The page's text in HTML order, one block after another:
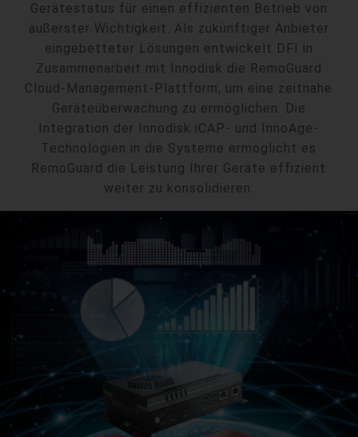
Gerätestatus für einen effizienten Betrieb von
äußerster Wichtigkeit. Als zukünftiger Anbieter
eingebetteter Lösungen entwickelt DFI in
Zusammenarbeit mit Innodisk die RemoGuard
Cloud-Management-Plattform, um eine zeitnahe
Geräteüberwachung zu ermöglichen. Die
Integration der Innodisk iCAP- und InnoAge-
Technologien in die Systeme ermöglicht es
RemoGuard die Leistung Ihrer Geräte effizient
weiter zu konsolidieren.